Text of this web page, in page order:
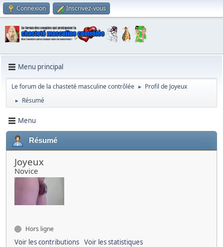
Connexion Inscrivez-vous
Menu principal
Le forum de la chasteté masculine contrôlée ► Profil de Joyeux
► Résumé
Menu
Résumé
Joyeux
Novice
Hors ligne
Voir les contributions Voir les statistiques